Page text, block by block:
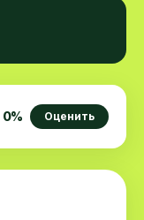
0% Оценить